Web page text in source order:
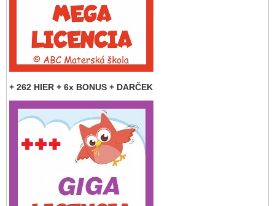
+ 262 HIER + 6x BONUS + DARČEK